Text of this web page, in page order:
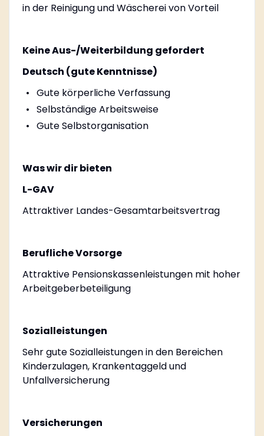
in der Reinigung und Wäscherei von Vorteil
Keine Aus-/Weiterbildung gefordert
Deutsch (gute Kenntnisse)
Gute körperliche Verfassung
Selbständige Arbeitsweise
Gute Selbstorganisation
Was wir dir bieten
L-GAV
Attraktiver Landes-Gesamtarbeitsvertrag
Berufliche Vorsorge
Attraktive Pensionskassenleistungen mit hoher
Arbeitgeberbeteiligung
Sozialleistungen
Sehr gute Sozialleistungen in den Bereichen
Kinderzulagen, Krankentaggeld und
Unfallversicherung
Versicherungen